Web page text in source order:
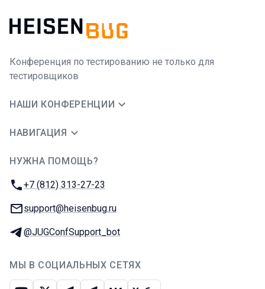
Конференция по тестированию не только для
тестировщиков
НАШИ КОНФЕРЕНЦИИ
НАВИГАЦИЯ
НУЖНА ПОМОЩЬ?
Телефон:
+7 (812) 313-27-23
E-mail:
support@heisenbug.ru
Телеграм:
@JUGConfSupport_bot
МЫ В СОЦИАЛЬНЫХ СЕТЯХ